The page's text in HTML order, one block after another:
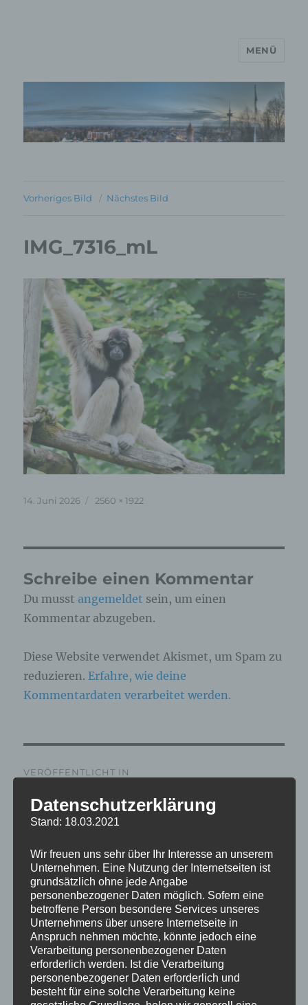
MP Mario Porten Beratung
Training Coaching
MENÜ
Vorheriges Bild Nächstes Bild
IMG_7316_mL
Veröffentlicht
14. Juni 2026 Originalgröße
2560 × 1922
Schreibe einen Kommentar
Du musst angemeldet sein, um einen
Kommentar abzugeben.
Diese Website verwendet Akismet, um Spam zu
reduzieren. Erfahre, wie deine
Kommentardaten verarbeitet werden.
VERÖFFENTLICHT IN
IMG_7316_mL
Datenschutzerklärung
Stand: 18.03.2021
Wir freuen uns sehr über Ihr Interesse an unserem
Unternehmen. Eine Nutzung der Internetseiten ist
grundsätzlich ohne jede Angabe
personenbezogener Daten möglich. Sofern eine
betroffene Person besondere Services unseres
Unternehmens über unsere Internetseite in
Anspruch nehmen möchte, könnte jedoch eine
Verarbeitung personenbezogener Daten
erforderlich werden. Ist die Verarbeitung
personenbezogener Daten erforderlich und
besteht für eine solche Verarbeitung keine